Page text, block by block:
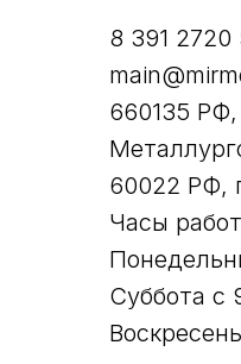
8 391 2720
660135 РФ,
60022 РФ,
Часы
Суббота с